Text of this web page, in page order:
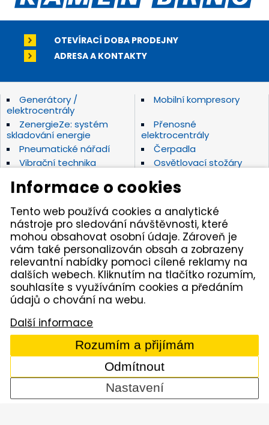
OTEVÍRACÍ DOBA PRODEJNY
ADRESA A KONTAKTY
Generátory /
elektrocentrály
Mobilní kompresory
ZenergieZe: systém
skladování energie
Přenosné
elektrocentrály
Pneumatické nářadí
Čerpadla
Vibrační technika
Osvětlovací stožáry
Elektrické nářadí Makita
Diamantové nástroje
Hydraulické nářadí
Motorová kladiva
Závěsná hydraulická
kladiva
Zahradní technika
Akumulátorové stroje
Značky
Kámen Brno, spol. s r.o. – spolehlivý partner pro
opravdové řemeslníky. Zajišťujeme autorizovaný servis
pracovních strojů i nářadí, a provozujeme půjčovnu
nářadí v Tišnově. Specializujeme se na prodej nářadí
značek Permon, Atlas Copco, Husqvarna, Makita, NTC,
a zahradní techniky Dolmar aj. Dodáváme kamenivo
z našich vlastních lomů.
© 2005 - 2026 Kámen Brno, spol. s r. o. - Všechna práva
vyhrazena
Comerto
Informace o cookies
Tento web používá cookies a analytické
nástroje pro sledování návštěvnosti, které
mohou obsahovat osobní údaje. Zároveň je
vám také personalizován obsah a zobrazeny
relevantní nabídky pomoci cílené reklamy na
dalších webech. Kliknutím na tlačítko rozumím,
souhlasíte s využíváním cookies a předáním
údajů o chování na webu.
Další informace
Rozumím a přijímám
Odmítnout
Nastavení